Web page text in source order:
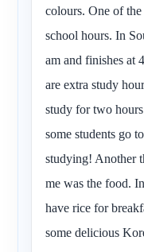
colours. One of
school hours. In
am and finishes at
are extra study
study for two
some students go
studying! Another
me was the food.
have rice for
some delicious